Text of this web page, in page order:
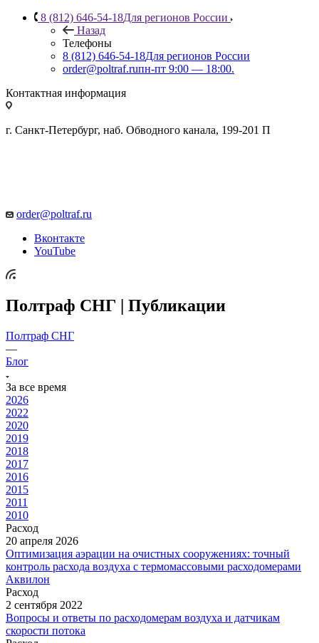
8 (812) 646-54-18Для регионов России
Назад
Телефоны
8 (812) 646-54-18Для регионов России
order@poltraf.ruпн-пт 9:00 — 18:00.
Контактная информация
г. Санкт-Петербург, наб. Обводного канала, 199-201 П
order@poltraf.ru
Вконтакте
YouTube
Полтраф СНГ | Публикации
Полтраф СНГ
—
Блог
За все время
2026
2022
2020
2019
2018
2017
2016
2015
2011
2010
Расход
20 апреля 2026
Оптимизация аэрации на очистных сооружениях: точный
контроль расхода воздуха с термомассовыми расходомерами
Аквилон
Расход
2 сентября 2022
Вопросы и ответы по расходомерам воздуха и датчикам
скорости потока